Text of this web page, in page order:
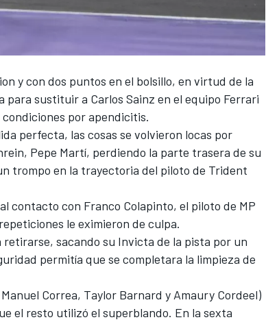
y con dos puntos en el bolsillo, en virtud de la
para sustituir a Carlos Sainz en el equipo Ferrari
condiciones por apendicitis.
perfecta, las cosas se volvieron locas por
Pepe Martí, perdiendo la parte trasera de su
trompo en la trayectoria del piloto de Trident
contacto con Franco Colapinto, el piloto de MP
le eximieron de culpa.
sacando su Invicta de la pista por un
permitía que se completara la limpieza de
Correa, Taylor Barnard y Amaury Cordeel)
el resto utilizó el superblando. En la sexta